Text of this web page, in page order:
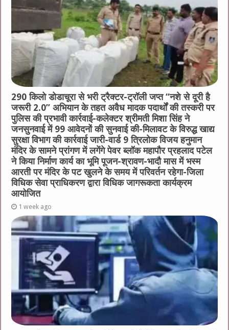
290 किलो डोडाचूरा से भरी ट्रैक्टर-ट्रॉली जप्त “नशे से दूरी है
जरूरी 2.0” अभियान के तहत अवैध मादक पदार्थों की तस्करी पर
पुलिस की प्रभावी कार्रवाई-कलेक्टर श्रीमती मिशा सिंह ने
जनसुनवाई में 99 आवेदनों की सुनवाई की-मिलावट के विरुद्ध खाद्य
सुरक्षा विभाग की कार्रवाई जारी-वार्ड 9 त्रिलोक विजय हनुमान
मंदिर के सामने प्रांगण में लगेंगे पेवर ब्लॉक महापौर प्रहलाद पटेल
ने किया निर्माण कार्य का भूमि पूजन-श्रावण-भादौ मास में भस्म
आरती पर मंदिर के पट खुलने के समय में परिवर्तन रहेगा-जिला
विधिक सेवा प्राधिकरण द्वारा विधिक जागरूकता कार्यक्रम
आयोजित
1 week ago